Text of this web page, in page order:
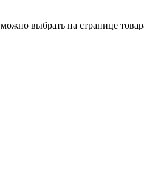
выбрать на странице